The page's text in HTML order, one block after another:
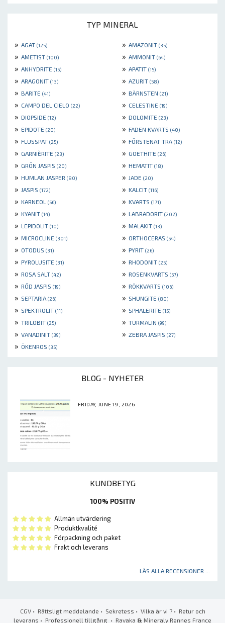
TYP MINERAL
» AGAT (125) » AMAZONIT (35)
» AMETIST (100) » AMMONIT (64)
» ANHYDRITE (15) » APATIT (15)
» ARAGONIT (13) » AZURIT (58)
» BARITE (41) » BÄRNSTEN (21)
» CAMPO DEL CIELO (22) » CELESTINE (19)
» DIOPSIDE (12) » DOLOMITE (23)
» EPIDOTE (20) » FADEN KVARTS (40)
» FLUSSPAT (25) » FÖRSTENAT TRÄ (12)
» GARNIÈRITE (23) » GOETHITE (26)
» GRÖN JASPIS (20) » HEMATIT (18)
» HUMLAN JASPER (80) » JADE (20)
» JASPIS (172) » KALCIT (116)
» KARNEOL (56) » KVARTS (171)
» KYANIT (14) » LABRADORIT (202)
» LEPIDOLIT (10) » MALAKIT (13)
» MICROCLINE (301) » ORTHOCERAS (54)
» OTODUS (31) » PYRIT (26)
» PYROLUSITE (31) » RHODONIT (25)
» ROSA SALT (42) » ROSENKVARTS (57)
» RÖD JASPIS (19) » RÖKKVARTS (106)
» SEPTARIA (26) » SHUNGITE (80)
» SPEKTROLIT (11) » SPHALERITE (15)
» TRILOBIT (25) » TURMALIN (99)
» VANADINIT (39) » ZEBRA JASPIS (27)
» ÖKENROS (35)
BLOG - NYHETER
FRIDAY, JUNE 19, 2026
KUNDBETYG
100% POSITIV
Allmän utvärdering
Produktkvalité
Förpackning och paket
Frakt och leverans
LÄS ALLA RECENSIONER ...
CGV• Rättsligt meddelande • Sekretess • Vilka är vi ?• Retur och
leverans • Professionell tillgång • Ravaka & Mineraly Rennes France